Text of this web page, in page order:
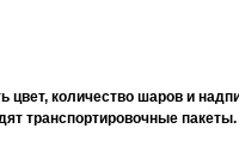
цвет, количество шаров и
транспортировочные пакеты.